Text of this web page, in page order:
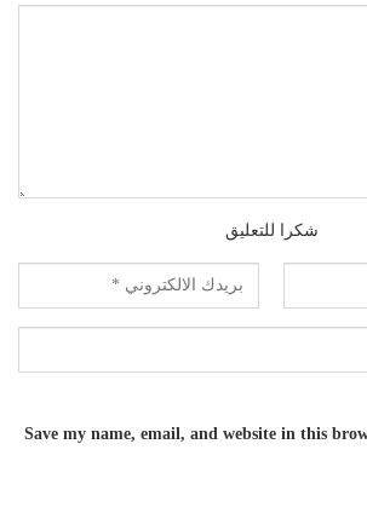
شكرا للتعليق
Save my name, email, and website in this